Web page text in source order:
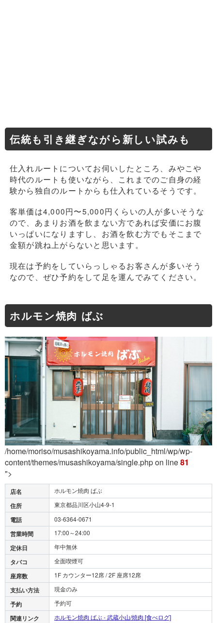
伝統も引き継ぎながら新しい試みも
仕入れルートについてお伺いしたところ、みやこや
時代のルートも使いながら、これまでのご自身の経
験から独自のルートからも仕入れているそうです。
客単価は4,000円〜5,000円くらいの人が多いそうな
ので、あまりお酒を飲まない方であれば安価にお腹
いっぱいになりますし、お酒を飲む方でもそこまで
金額が跳ね上がらないと思います。
現在は予約をしていらっしゃるお客さんが多いそう
なので、ぜひ予約をして足を運んでみてください。
ホルモン焼肉 ばぶ
/home/moriso/musashikoyama.info/public_html/wp/wp-
content/themes/musashikoyama/single.php on line81
">
店名 ホルモン焼肉 ばぶ
住所 東京都品川区小山4-9-1
電話 03-6364-0671
営業時間 17:00～24:00
定休日 年中無休
タバコ 全面喫煙可
座席数 1F カウンター12席 / 2F 座席12席
支払い方法 現金のみ
予約 予約可
関連リンク ホルモン焼肉 ばぶ - 武蔵小山/焼肉 [食べログ]